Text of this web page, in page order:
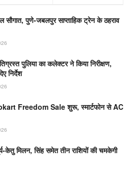
सौगात, पुणे-जबलपुर साप्ताहिक ट्रेन के ठहराव
पुलिया का कलेक्टर ने किया निरीक्षण,
निर्देश
Freedom Sale शुरू, स्मार्टफोन से AC
मिलन, सिंह समेत तीन राशियों की चमकेगी